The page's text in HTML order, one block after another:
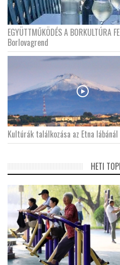
EGYÜTTMŰKÖDÉS A BORKULTÚRA
Borlovagrend
Kultúrák találkozása az Etna lábánál
HETI